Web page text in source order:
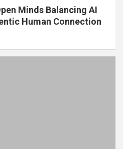
Minds Balancing AI
Human Connection